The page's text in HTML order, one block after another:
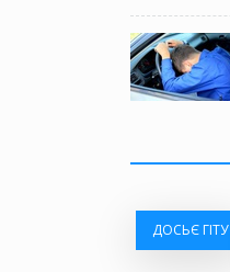
ДОСЬЄ ГІТУ